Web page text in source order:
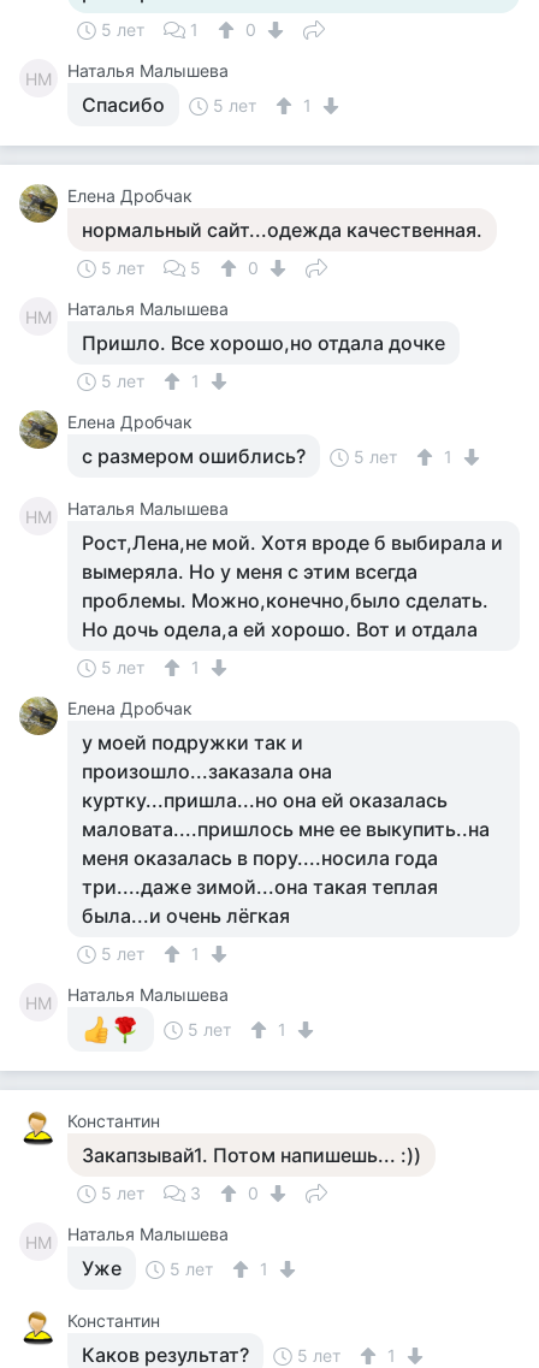
5 лет 1 0
НМ Наталья Малышева
Спасибо 5 лет 1
Елена Дробчак
нормальный сайт...одежда качественная.
5 лет 5 0
НМ Наталья Малышева
Пришло. Все хорошо,но отдала дочке
5 лет
1
Елена Дробчак
с размером ошиблись? 5 лет 1
НМ Наталья Малышева
Рост,Лена,не мой. Хотя вроде б выбирала и
вымеряла. Но у меня с этим всегда
проблемы. Можно,конечно,было сделать.
Но дочь одела,а ей хорошо. Вот и отдала
5 лет
1
Елена Дробчак
у моей подружки так и
произошло...заказала она
куртку...пришла...но она ей оказалась
маловата....пришлось мне ее выкупить..на
меня оказалась в пору....носила года
три....даже зимой...она такая теплая
была...и очень лёгкая
5 лет 1
НМ
Наталья Малышева
5 лет
1
Константин
Закапзывай1. Потом напишешь... :))
5 лет 3 0
НМ Наталья Малышева
Уже 5 лет 1
Константин
Каков результат? 5 лет 1